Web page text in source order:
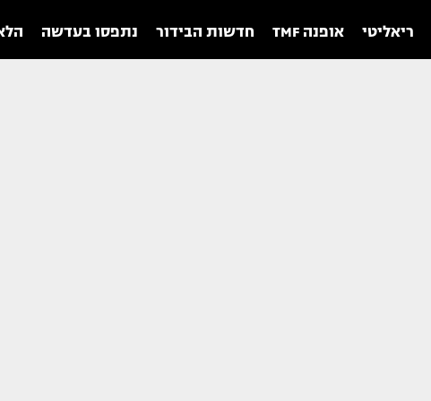
ריאליטי אופנה TMF חדשות הבידור נתפסו בעדשה